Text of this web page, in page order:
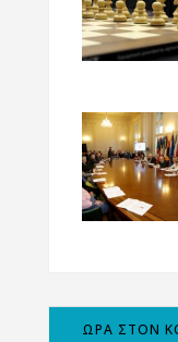
ΩΡΑ ΣΤΟΝ